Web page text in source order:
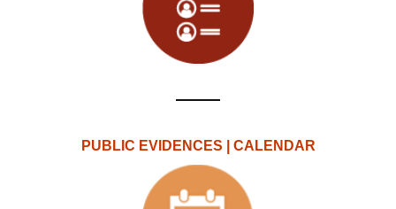
PUBLIC EVIDENCES | CALENDAR